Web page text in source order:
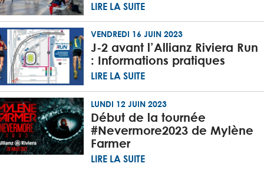
LIRE LA SUITE
VENDREDI 16 JUIN 2023
J-2 avant l’Allianz Riviera Run
: Informations pratiques
LIRE LA SUITE
LUNDI 12 JUIN 2023
Début de la tournée
#Nevermore2023 de Mylène
Farmer
LIRE LA SUITE